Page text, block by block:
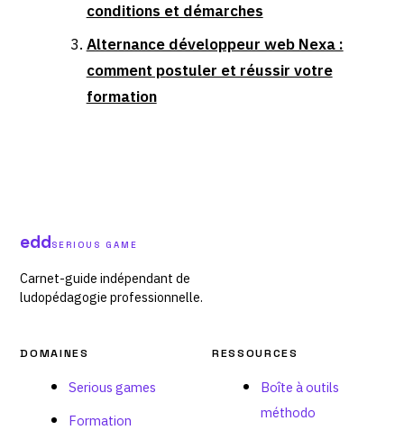
conditions et démarches
Alternance développeur web Nexa :
comment postuler et réussir votre
formation
eddSERIOUS GAME
Carnet-guide indépendant de
ludopédagogie professionnelle.
DOMAINES
Serious games
Formation
RESSOURCES
Boîte à outils
méthodo